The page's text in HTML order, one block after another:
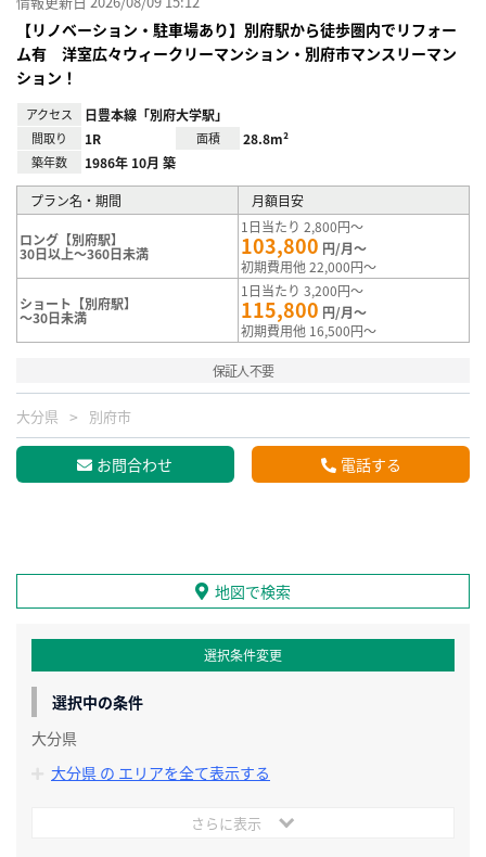
【リノベーション・駐車場あり】別府駅から徒歩圏内でリフォー
ム有 洋室広々ウィークリーマンション・別府市マンスリーマン
ション！
アクセス 日豊本線「別府大学駅」
間取り 1R 面積 28.8m²
築年数 1986年 10月 築
プラン名・期間 月額目安
ロング【別府駅】
30日以上～360日未満
1日当たり 2,800円～
103,800 円/月～
初期費用他 22,000円～
ショート【別府駅】
～30日未満
1日当たり 3,200円～
115,800 円/月～
初期費用他 16,500円～
保証人不要
大分県 別府市
お問合わせ 電話する
地図で検索
選択条件変更
選択中の条件
大分県
大分県 の エリアを全て表示する
さらに表示